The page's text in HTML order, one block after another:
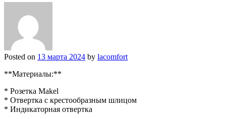
Posted on 13 марта 2024 by lacomfort
**Материалы:**
* Розетка Makel
* Отвертка с крестообразным шлицом
* Индикаторная отвертка